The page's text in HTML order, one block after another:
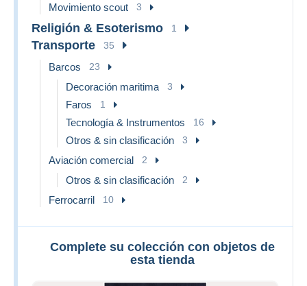
Movimiento scout 3
Religión & Esoterismo 1
Transporte 35
Barcos 23
Decoración maritima 3
Faros 1
Tecnología & Instrumentos 16
Otros & sin clasificación 3
Aviación comercial 2
Otros & sin clasificación 2
Ferrocarril 10
Complete su colección con objetos de
esta tienda